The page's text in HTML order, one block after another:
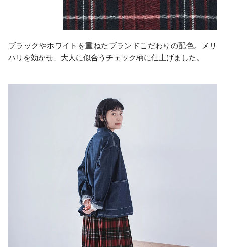
ブラックやホワイトを重ねたブランドこだわりの配色。メリ
ハリを効かせ、大人に似合うチェック柄に仕上げました。